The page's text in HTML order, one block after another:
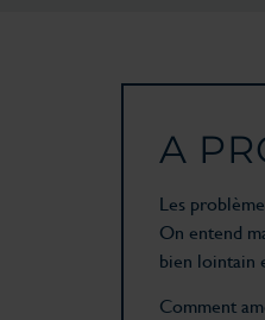
A
Les
On entend
bien lointain
Comment